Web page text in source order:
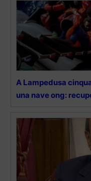
A Lampedusa
una nave ong: